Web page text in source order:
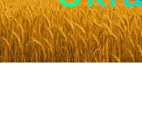
UKRAINE-
ПУТЕШЕСТВИЕ ПО